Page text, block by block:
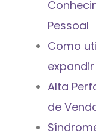
Pessoal
Como
Alta
de